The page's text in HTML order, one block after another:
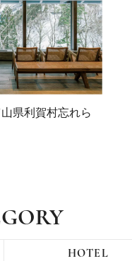
山県利賀村忘れら
HOTEL